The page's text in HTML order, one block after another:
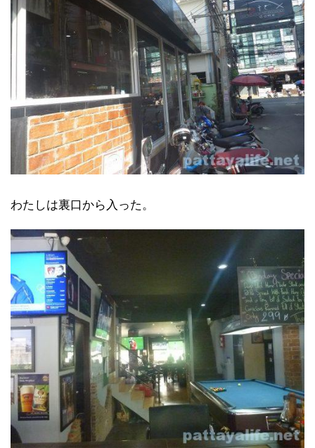
わたしは裏口から入った。